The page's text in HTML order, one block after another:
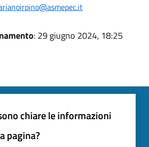
: 29 giugno 2024, 18:25
chiare le informazioni
pagina?